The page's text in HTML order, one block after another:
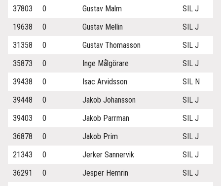
37803
0 Gustav Malm
SIL J
19638
0 Gustav Mellin
SIL J
31358
0 Gustav Thomasson
SIL J
35873
0 Inge Målgörare
SIL J
39438
0 Isac Arvidsson
SIL N
39448
0 Jakob Johansson
SIL J
39403
0 Jakob Parrman
SIL J
36878
0 Jakob Prim
SIL J
21343
0 Jerker Sannervik
SIL J
36291
0 Jesper Hemrin
SIL J